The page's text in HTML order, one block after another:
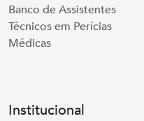
Banco de Assistentes
Técnicos em Perícias
Médicas
Institucional